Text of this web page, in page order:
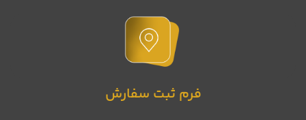
فرم ثبت سفارش